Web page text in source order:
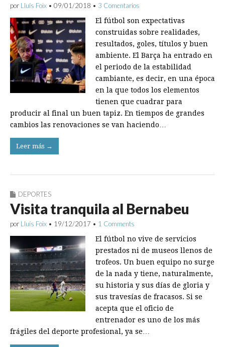
por Lluís Foix • 09/01/2018 • 3 Comentarios
El fútbol son expectativas
construidas sobre realidades,
resultados, goles, títulos y buen
ambiente. El Barça ha entrado en
el periodo de la estabilidad
cambiante, es decir, en una época
en la que todos los elementos
tienen que cuadrar para
producir al final un buen tapiz. En tiempos de grandes
cambios las renovaciones se van haciendo…
Leer más →
DEPORTES
Visita tranquila al Bernabeu
por Lluís Foix • 19/12/2017 • 1 Comments
El fútbol no vive de servicios
prestados ni de museos llenos de
trofeos. Un buen equipo no surge
de la nada y tiene, naturalmente,
su historia y sus días de gloria y
sus travesías de fracasos. Si se
acepta que el oficio de
entrenador es uno de los más
frágiles del deporte profesional, ya se…